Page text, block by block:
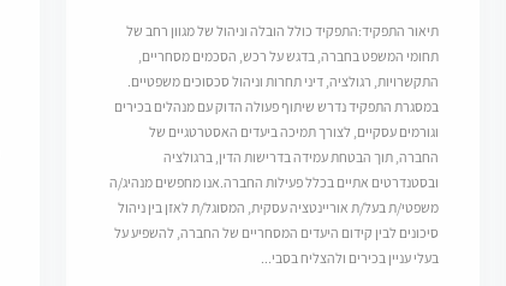
תיאור התפקיד:התפקיד כולל הובלה וניהול של מגוון רחב של
תחומי המשפט בחברה, בדגש על רכש, הסכמים מסחריים,
התקשרויות, רגולציה, דיני תחרות וניהול סכסוכים משפטיים.
במסגרת התפקיד נדרש שיתוף פעולה הדוק עם מנהלים בכירים
וגורמים עסקיים, לצורך תמיכה ביעדים האסטרטגיים של
החברה, תוך הבטחת עמידה בדרישות הדין, ברגולציה
ובסטנדרטים אתיים בכלל פעילות החברה.אנו מחפשים מנהיג/ה
משפטי/ת בעל/ת אוריינטציה עסקית, המסוגל/ת לאזן בין ניהול
סיכונים לבין קידום היעדים המסחריים של החברה, להשפיע על
בעלי עניין בכירים ולהצליח בסבי...